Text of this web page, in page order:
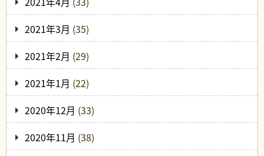
2021年3月 (35)
2021年2月 (29)
2021年1月 (22)
2020年12月 (33)
2020年11月 (38)